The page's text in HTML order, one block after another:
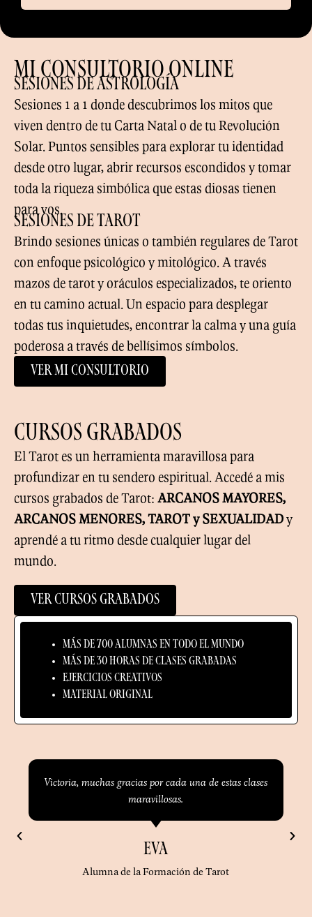
MI CONSULTORIO ONLINE
SESIONES DE ASTROLOGÍA
Sesiones 1 a 1 donde descubrimos los mitos que
viven dentro de tu Carta Natal o de tu Revolución
Solar. Puntos sensibles para explorar tu identidad
desde otro lugar, abrir recursos escondidos y tomar
toda la riqueza simbólica que estas diosas tienen
para vos.
SESIONES DE TAROT
Brindo sesiones únicas o también regulares de Tarot
con enfoque psicológico y mitológico. A través
mazos de tarot y oráculos especializados, te oriento
en tu camino actual. Un espacio para desplegar
todas tus inquietudes, encontrar la calma y una guía
poderosa a través de bellísimos símbolos.
ver mi consultorio
CURSOS GRABADOS
El Tarot es un herramienta maravillosa para
profundizar en tu sendero espiritual. Accedé a mis
cursos grabados de Tarot:ARCANOS MAYORES,
ARCANOS MENORES, TAROT y SEXUALIDADy
aprendé a tu ritmo desde cualquier lugar del
mundo.
VER CURSOS GRABADOS
Más de 700 alumnas en todo el mundo
Más de 30 horas de clases grabadas
Ejercicios creativos​
Material original​
Victoria, muchas gracias por cada una de estas clases
maravillosas.
Eva
Alumna de la Formación de Tarot